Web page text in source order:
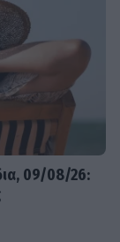
09/08/26: